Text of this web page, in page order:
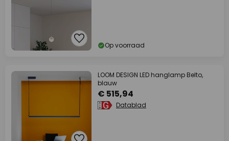
Op voorraad
LOOM DESIGN LED hanglamp Belto,
blauw
€ 515,94
Datablad